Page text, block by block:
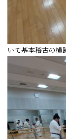
いて基本稽古の横